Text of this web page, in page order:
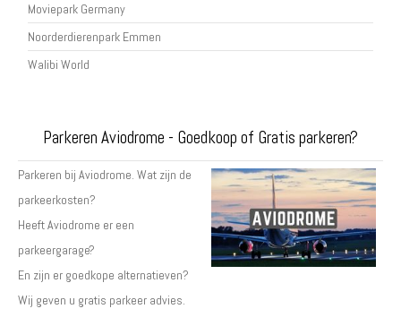
Moviepark Germany
Noorderdierenpark Emmen
Walibi World
Parkeren Aviodrome - Goedkoop of Gratis parkeren?
Parkeren bij Aviodrome. Wat zijn de
parkeerkosten?
Heeft Aviodrome er een
parkeergarage?
En zijn er goedkope alternatieven?
Wij geven u gratis parkeer advies.